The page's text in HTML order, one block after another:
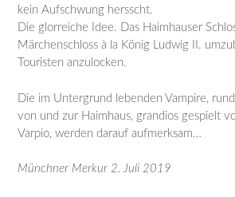
kein Aufschwung hersscht.
Die glorreiche Idee. Das Haimhauser
Märchenschloss à la König Ludwig II.
Touristen anzulocken.
Die im Untergrund lebenden Vampire,
von und zur Haimhaus, grandios gespielt
Varpio, werden darauf aufmerksam…
Münchner Merkur 2. Juli 2019